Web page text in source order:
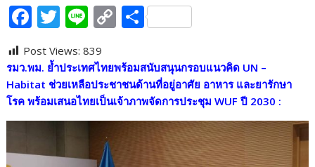
F
e
b
o
o
k
T
itt
er
Li
e
C
p
y
Li
n
k
S
ar
e
Post Views: 839
รมว.พม. ย้ำประเทศไทยพร้อมสนับสนุนกรอบแนวคิด UN –
Habitat ช่วยเหลือประชาชนด้านที่อยู่อาศัย อาหาร และยารักษา
โรค พร้อมเสนอไทยเป็นเจ้าภาพจัดการประชุม WUF ปี 2030 :